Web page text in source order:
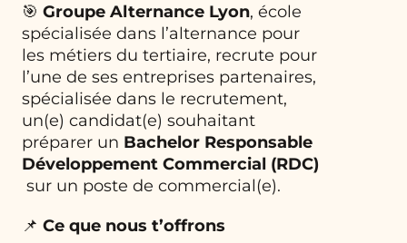
🎯 Groupe Alternance Lyon, école
spécialisée dans l’alternance pour
les métiers du tertiaire, recrute pour
l’une de ses entreprises partenaires,
spécialisée dans le recrutement,
un(e) candidat(e) souhaitant
préparer un Bachelor Responsable
Développement Commercial (RDC)
sur un poste de commercial(e).
📌 Ce que nous t’offrons